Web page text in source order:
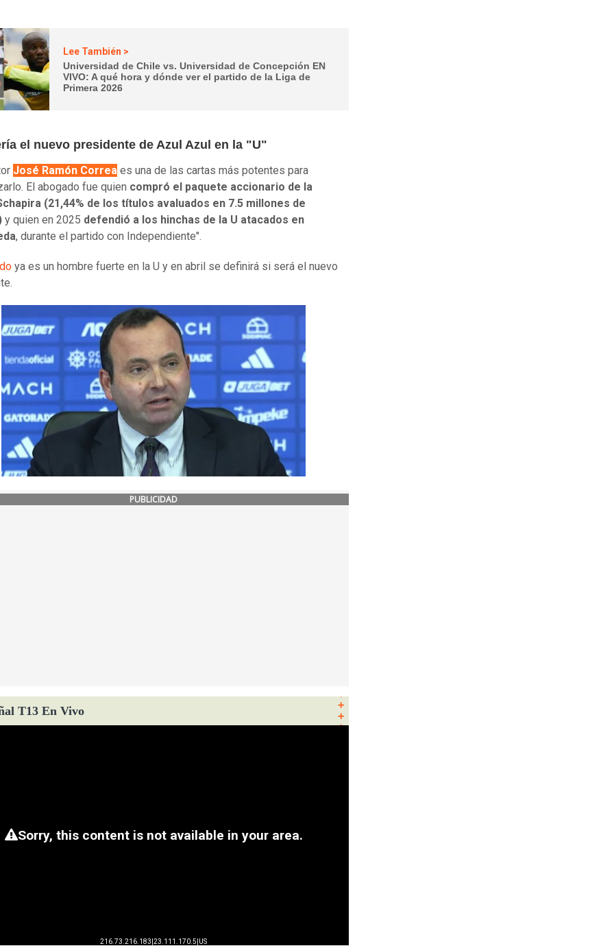
Lee También >
Universidad de Chile vs. Universidad de Concepción EN
VIVO: A qué hora y dónde ver el partido de la Liga de
Primera 2026
el nuevo presidente de Azul Azul en la "U"
José Ramón Correa es una de las cartas más potentes para
El abogado fue quien compró el paquete accionario de la
(21,44% de los títulos avaluados en 7.5 millones de
y quien en 2025 defendió a los hinchas de la U atacados en
, durante el partido con Independiente".
ya es un hombre fuerte en la U y en abril se definirá si será el nuevo
PUBLICIDAD
T13 En Vivo